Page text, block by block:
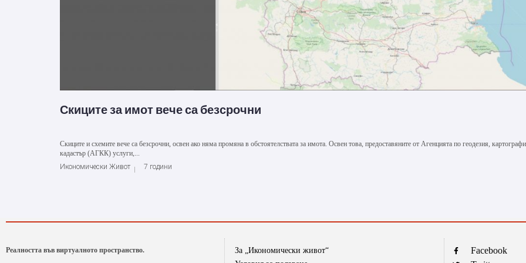
Скиците за имот вече са безсрочни
Скиците и схемите вече са безсрочни, освен ако няма промяна в обстоятелствата за имота. Освен това, предоставяните от Агенцията по геодезия,
кадастър (АГКК) услуги,...
Икономически Живот
7 години
Реалността във виртуалното пространство.
За „Икономически живот“
Facebook